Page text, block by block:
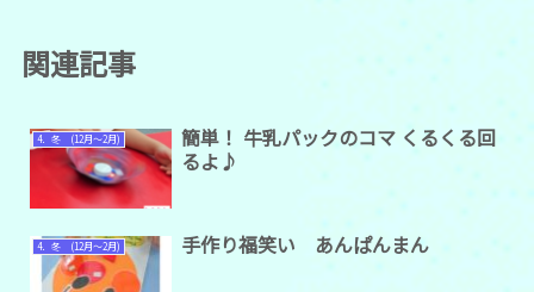
関連記事
4．冬 (12月～2月)
簡単！ 牛乳パックのコマ くるくる回
るよ♪
4．冬 (12月～2月) 手作り福笑い あんぱんまん